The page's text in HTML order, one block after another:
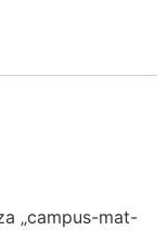
„campus-mat-